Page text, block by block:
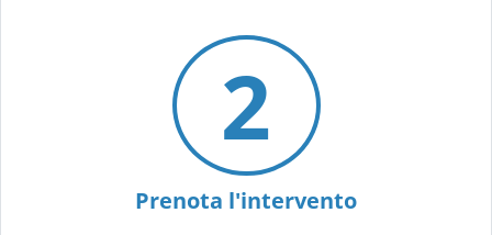
2
Prenota l'intervento